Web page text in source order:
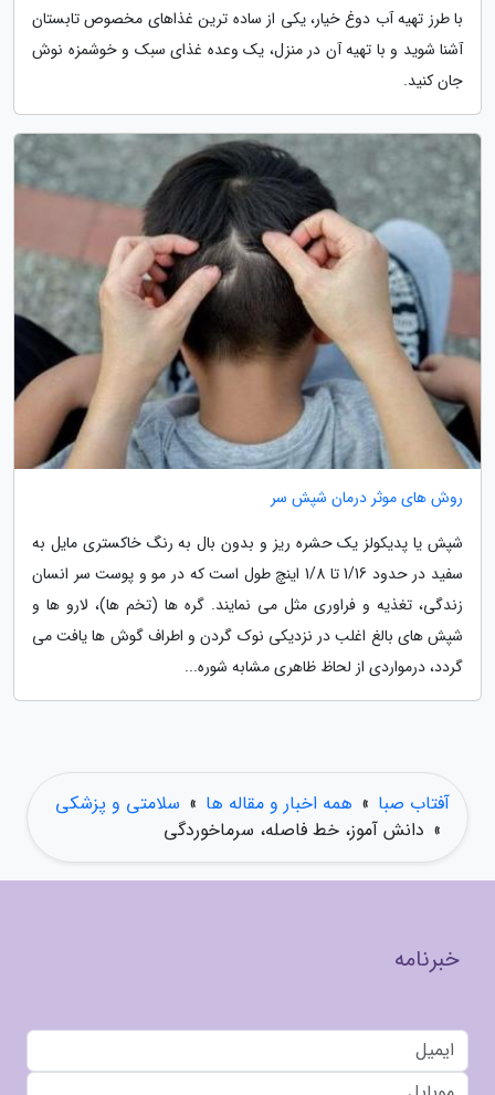
با طرز تهیه آب دوغ خیار، یکی از ساده ترین غذاهای مخصوص تابستان
آشنا شوید و با تهیه آن در منزل، یک وعده غذای سبک و خوشمزه نوش
جان کنید.
روش های موثر درمان شپش سر
شپش یا پدیکولز یک حشره ریز و بدون بال به رنگ خاکستری مایل به
سفید در حدود 1/16 تا 1/8 اینچ طول است که در مو و پوست سر انسان
زندگی، تغذیه و فراوری مثل می نمایند. گره ها (تخم ها)، لارو ها و
شپش های بالغ اغلب در نزدیکی نوک گردن و اطراف گوش ها یافت می
گردد، درمواردی از لحاظ ظاهری مشابه شوره...
آفتاب صبا » همه اخبار و مقاله ها » سلامتی و پزشکی
» دانش آموز، خط فاصله، سرماخوردگی
خبرنامه